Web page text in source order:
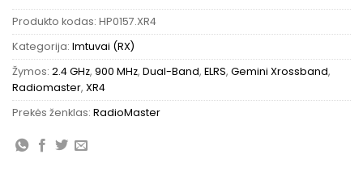
Produkto kodas: HP0157.XR4
Kategorija: Imtuvai (RX)
Žymos: 2.4 GHz, 900 MHz, Dual-Band, ELRS, Gemini Xrossband,
Radiomaster, XR4
Prekės ženklas: RadioMaster